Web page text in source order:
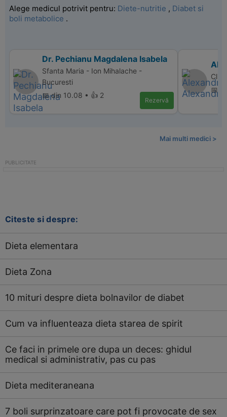
Alege medicul potrivit pentru: Diete-nutritie , Diabet si
boli metabolice .
Dr. Pechianu Magdalena Isabela
Sfanta Maria - Ion Mihalache -
Bucuresti
📅 din 10.08 • 👍 2
Rezervă
📅
Mai multi medici >
Citeste si despre:
Dieta elementara
Dieta Zona
10 mituri despre dieta bolnavilor de diabet
Cum va influenteaza dieta starea de spirit
Ce faci in primele ore dupa un deces: ghidul
medical si administrativ, pas cu pas
Dieta mediteraneana
7 boli surprinzatoare care pot fi provocate de sex